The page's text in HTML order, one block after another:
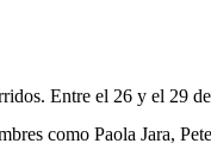
Entre el 26 y el 29
como Paola Jara,